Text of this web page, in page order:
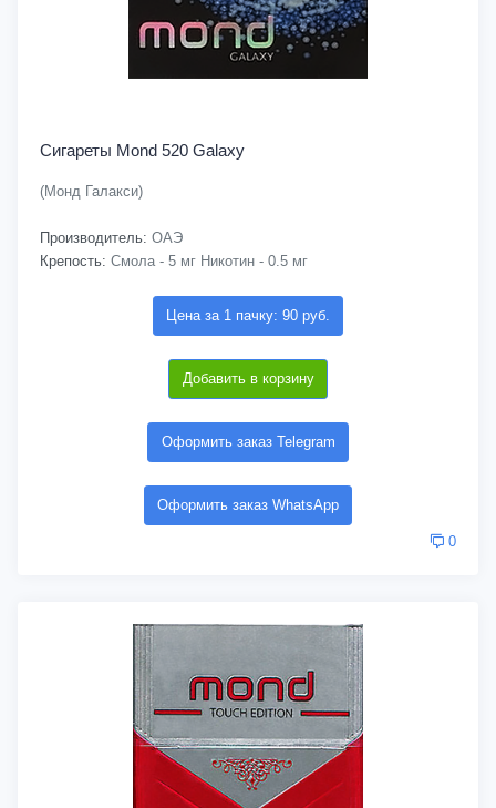
Сигареты Mond 520 Galaxy
(Монд Галакси)
Производитель: ОАЭ
Крепость: Смола - 5 мг Никотин - 0.5 мг
Цена за 1 пачку: 90 руб.
Добавить в корзину
Оформить заказ Telegram
Оформить заказ WhatsApp
0